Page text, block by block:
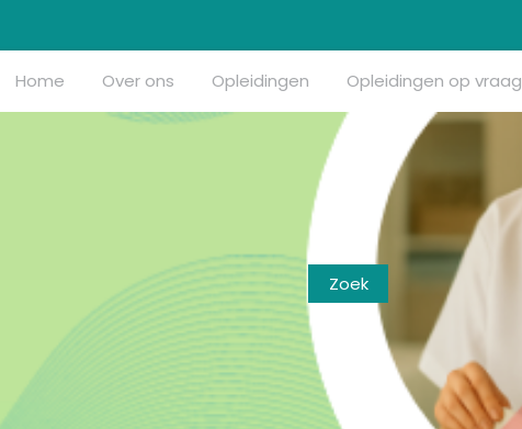
Home Over ons Opleidingen Opleidingen op vraag